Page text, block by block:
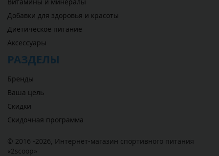
Витамины и минералы
Добавки для здоровья и красоты
Диетическое питание
Аксессуары
РАЗДЕЛЫ
Бренды
Ваша цель
Скидки
Скидочная программа
© 2016 -2026, Интернет-магазин спортивного питания
«2scoop»